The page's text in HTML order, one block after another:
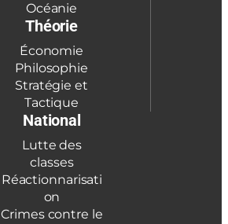
Océanie
Théorie
Économie
Philosophie
Stratégie et
Tactique
National
Lutte des
classes
Réactionnarisati
on
Crimes contre le